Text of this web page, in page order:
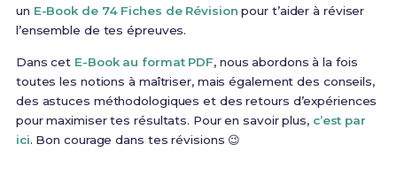
un E-Book de 74 Fiches de Révision pour t’aider à réviser
l’ensemble de tes épreuves.
Dans cet E-Book au format PDF, nous abordons à la fois
toutes les notions à maîtriser, mais également des conseils,
des astuces méthodologiques et des retours d’expériences
pour maximiser tes résultats. Pour en savoir plus, c’est par
ici. Bon courage dans tes révisions 😉